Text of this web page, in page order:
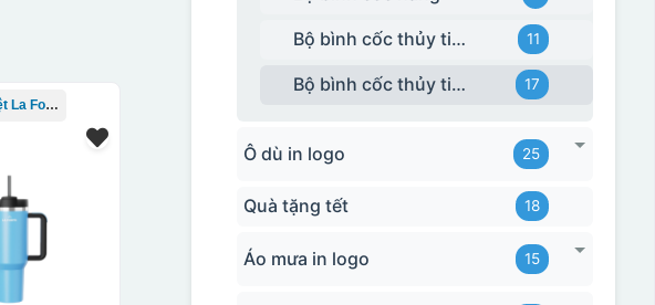
Bình giữ nhiệt La Fonte
Bộ bình cốc thủy tinh - bộ ghép 11
Bộ bình cốc thủy tinh TQ 17
Ô dù in logo 25
Quà tặng tết 18
Áo mưa in logo 15